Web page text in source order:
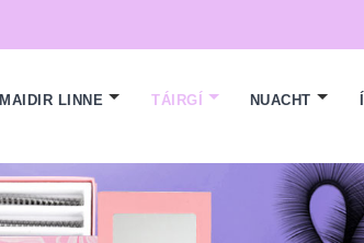
MAIDIR LINNE TÁIRGÍ NUACHT